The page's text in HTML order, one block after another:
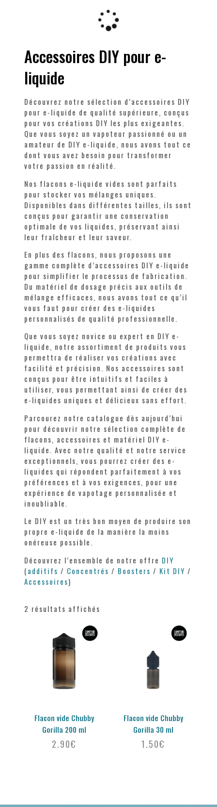
Accessoires DIY pour e-
liquide
Découvrez notre sélection d’accessoires DIY
pour e-liquide de qualité supérieure, conçus
pour vos créations DIY les plus exigeantes.
Que vous soyez un vapoteur passionné ou un
amateur de DIY e-liquide, nous avons tout ce
dont vous avez besoin pour transformer
votre passion en réalité.
Nos flacons e-liquide vides sont parfaits
pour stocker vos mélanges uniques.
Disponibles dans différentes tailles, ils sont
conçus pour garantir une conservation
optimale de vos liquides, préservant ainsi
leur fraîcheur et leur saveur.
En plus des flacons, nous proposons une
gamme complète d’accessoires DIY e-liquide
pour simplifier le processus de fabrication.
Du matériel de dosage précis aux outils de
mélange efficaces, nous avons tout ce qu’il
vous faut pour créer des e-liquides
personnalisés de qualité professionnelle.
Que vous soyez novice ou expert en DIY e-
liquide, notre assortiment de produits vous
permettra de réaliser vos créations avec
facilité et précision. Nos accessoires sont
conçus pour être intuitifs et faciles à
utiliser, vous permettant ainsi de créer des
e-liquides uniques et délicieux sans effort.
Parcourez notre catalogue dès aujourd’hui
pour découvrir notre sélection complète de
flacons, accessoires et matériel DIY e-
liquide. Avec notre qualité et notre service
exceptionnels, vous pourrez créer des e-
liquides qui répondent parfaitement à vos
préférences et à vos exigences, pour une
expérience de vapotage personnalisée et
inoubliable.
Le DIY est un très bon moyen de produire son
propre e-liquide de la manière la moins
onéreuse possible.
Découvrez l’ensemble de notre offre DIY
(additifs / Concentrés / Boosters / Kit DIY /
Accessoires)
2 résultats affichés
Flacon vide Chubby
Gorilla 200 ml
2.90€
Flacon vide Chubby
Gorilla 30 ml
1.50€